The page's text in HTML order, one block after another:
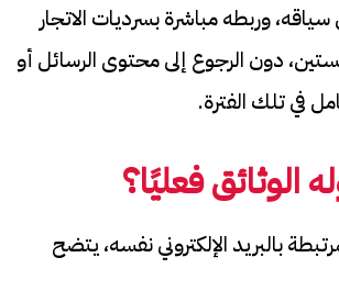
وربطه مباشرة بسرديات الاتجار
دون الرجوع إلى محتوى الرسائل أو
في تلك الفترة.
الوثائق فعليًا؟
بالبريد الإلكتروني نفسه، يتضح